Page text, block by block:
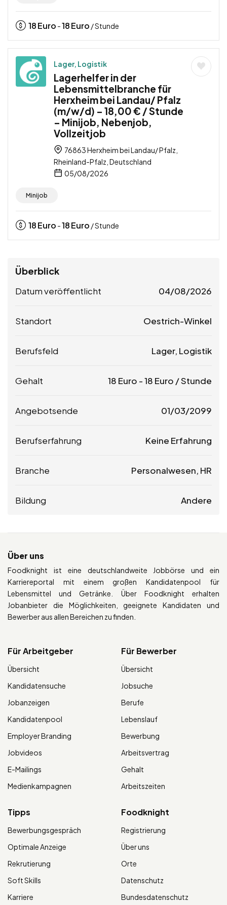
18Euro -18Euro / Stunde
Lager, Logistik
Lagerhelfer in der
Lebensmittelbranche für
Herxheim bei Landau/ Pfalz
(m/w/d) – 18,00 € / Stunde
– Minijob, Nebenjob,
Vollzeitjob
76863 Herxheim bei Landau/ Pfalz,
Rheinland-Pfalz, Deutschland
05/08/2026
Minijob
18Euro -18Euro / Stunde
Überblick
Datum veröffentlicht 04/08/2026
Standort Oestrich-Winkel
Berufsfeld Lager, Logistik
Gehalt 18 Euro -18 Euro / Stunde
Angebotsende 01/03/2099
Berufserfahrung Keine Erfahrung
Branche Personalwesen, HR
Bildung Andere
Über uns
Foodknight ist eine deutschlandweite Jobbörse und ein
Karriereportal mit einem großen Kandidatenpool für
Lebensmittel und Getränke. Über Foodknight erhalten
Jobanbieter die Möglichkeiten, geeignete Kandidaten und
Bewerber aus allen Bereichen zu finden.
Für Arbeitgeber
Übersicht
Kandidatensuche
Jobanzeigen
Kandidatenpool
Employer Branding
Jobvideos
E-Mailings
Medienkampagnen
Für Bewerber
Übersicht
Jobsuche
Berufe
Lebenslauf
Bewerbung
Arbeitsvertrag
Gehalt
Arbeitszeiten
Tipps
Bewerbungsgespräch
Optimale Anzeige
Rekrutierung
Soft Skills
Karriere
Foodknight
Registrierung
Über uns
Orte
Datenschutz
Bundesdatenschutz